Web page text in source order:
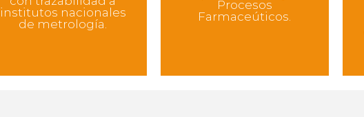
institutos nacionales
de metrología.
Procesos
Farmaceúticos.